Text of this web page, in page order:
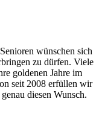
wünschen sich
zu dürfen. Viele
goldenen Jahre im
seit 2008 erfüllen wir
diesen Wunsch.